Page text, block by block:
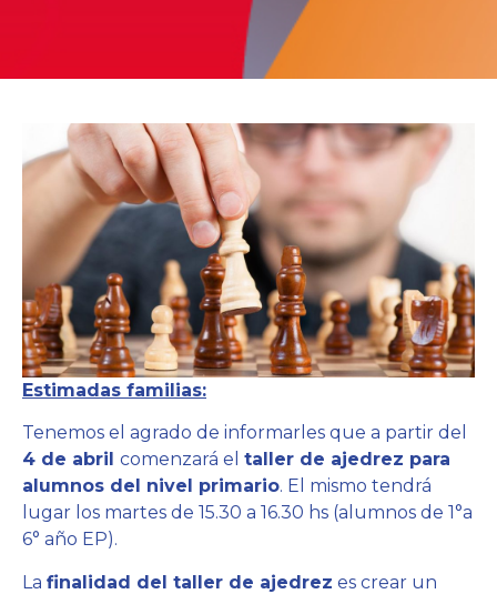
Estimadas familias:
Tenemos el agrado de informarles que a partir del
4 de abril comenzará el taller de ajedrez para
alumnos del nivel primario. El mismo tendrá
lugar los martes de 15.30 a 16.30 hs (alumnos de 1°a
6° año EP).
La finalidad del taller de ajedrez es crear un